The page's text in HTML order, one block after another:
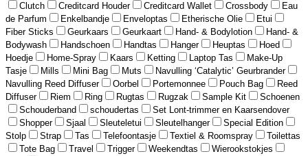
Clutch
Creditcard Houder Creditcard Wallet Crossbody
Eau
de Parfum
Enkelbandje Enveloptas Etherische Olie
Etui
Fiber Sticks
Geurkaars Geurkaart Hand- & Bodylotion
Hand- &
Bodywash
Handschoen Handtas Hanger Heuptas
Hoed
Hoedje
Home-Spray Kaars Ketting Laptop Tas
Make-Up
Tasje
Mills Mini Bag Muts
Navulling ‘Catalytic’ Geurbrander
Navulling Reed Diffuser
Oorbel Portemonnee Pouch Bag
Reed
Diffuser
Riem Ring Rugtas Rugzak Sample Kit
Schoenen
Schouderband
schoudertas
Set Lont-trimmer en Kaarsendover
Shopper
Sjaal Sleuteletui Sleutelhanger
Special Edition
Stolp
Strap Tas Telefoontasje Textiel & Roomspray
Toilettas
Tote Bag
Travel Trigger Weekendtas
Wierookstokjes